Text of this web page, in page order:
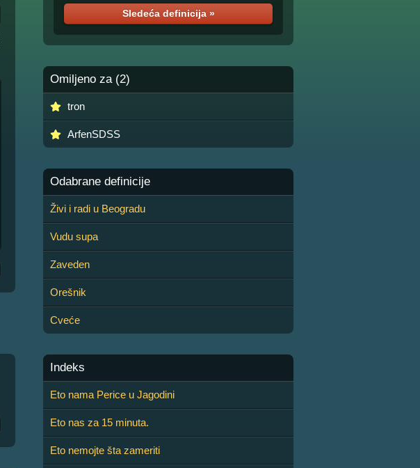
Sledeća definicija »
Omiljeno za (2)
tron
ArfenSDSS
Odabrane definicije
Živi i radi u Beogradu
Vudu supa
Zaveden
Orešnik
Cveće
Indeks
Eto nama Perice u Jagodini
Eto nas za 15 minuta.
Eto nemojte šta zameriti